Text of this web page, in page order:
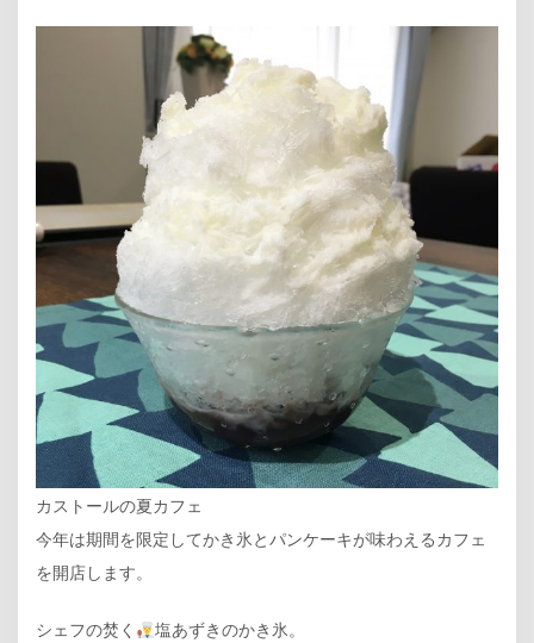
カストールの夏カフェ
今年は期間を限定してかき氷とパンケーキが味わえるカフェ
を開店します。
シェフの焚く 塩あずきのかき氷。